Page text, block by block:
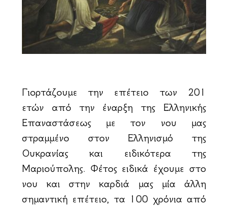
Γιορτάζουμε την επέτειο των 201
ετών από την έναρξη της Ελληνικής
Επαναστάσεως με τον νου μας
στραμμένο στον Ελληνισμό της
Ουκρανίας και ειδικότερα της
Μαριούπολης. Φέτος ειδικά έχουμε στο
νου και στην καρδιά μας μία άλλη
σημαντική επέτειο, τα 100 χρόνια από